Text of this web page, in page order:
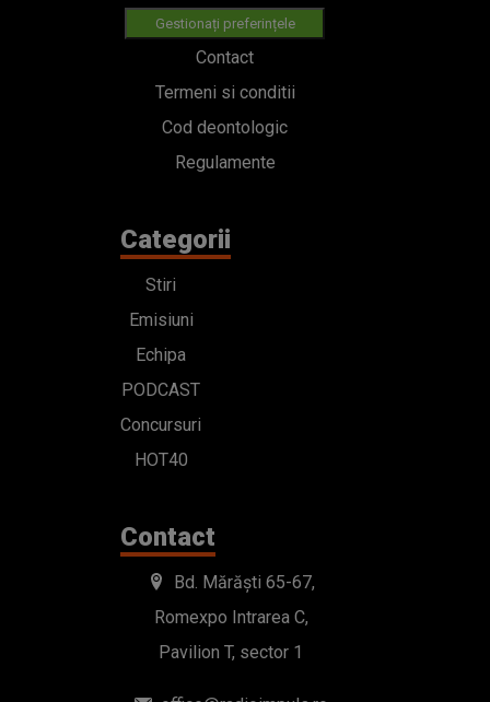
Gestionați preferințele
Contact
Termeni si conditii
Cod deontologic
Regulamente
Categorii
Stiri
Emisiuni
Echipa
PODCAST
Concursuri
HOT40
Contact
Bd. Mărăști 65-67,
Romexpo Intrarea C,
Pavilion T, sector 1